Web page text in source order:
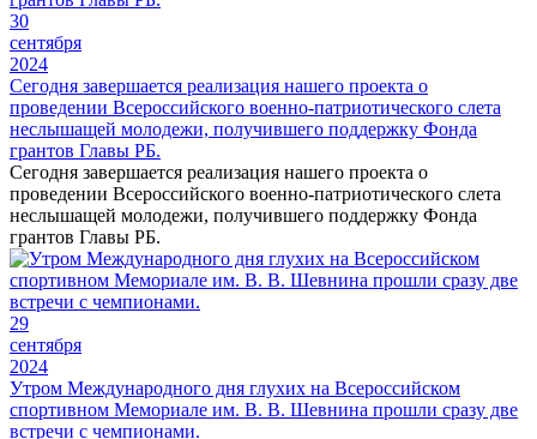
30
сентября
2024
Сегодня завершается реализация нашего проекта о
проведении Всероссийского военно-патриотического слета
неслышащей молодежи, получившего поддержку Фонда
грантов Главы РБ.
Сегодня завершается реализация нашего проекта о
проведении Всероссийского военно-патриотического слета
неслышащей молодежи, получившего поддержку Фонда
грантов Главы РБ.
29
сентября
2024
Утром Международного дня глухих на Всероссийском
спортивном Мемориале им. В. В. Шевнина прошли сразу две
встречи с чемпионами.